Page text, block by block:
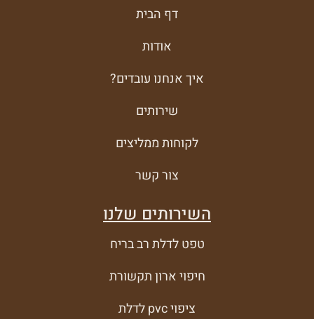
דף הבית
אודות
איך אנחנו עובדים?
שירותים
לקוחות ממליצים
צור קשר
השירותים שלנו
טפט לדלת רב בריח
חיפוי ארון תקשורת
ציפוי pvc לדלת